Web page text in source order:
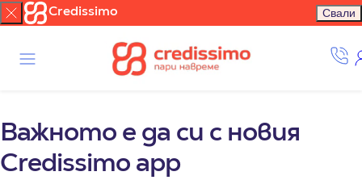
Credissimo Свали
Важното е да си с новия
Credissimo аpp